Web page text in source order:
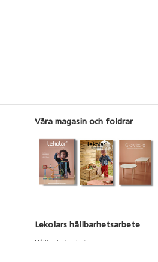
Våra magasin och foldrar
Lekolars hållbarhetsarbete